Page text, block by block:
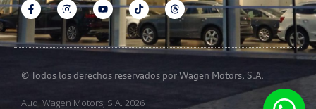
© Todos los derechos reservados por Wagen Motors, S.A.
Audi Wagen Motors, S.A. 2026